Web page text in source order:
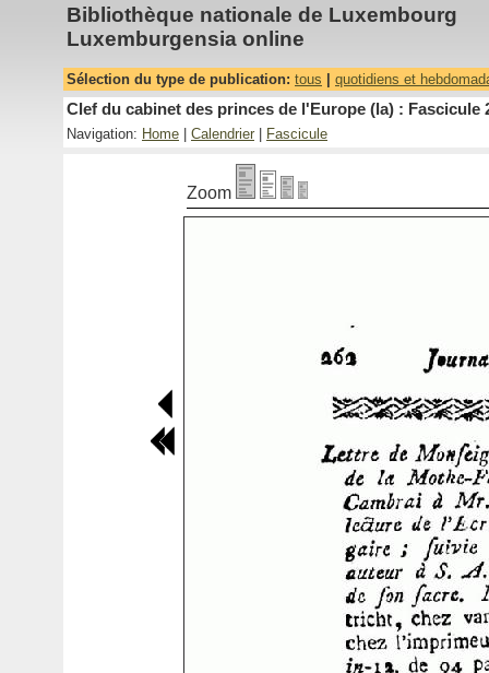
Bibliothèque nationale de Luxembourg
Luxemburgensia online
Sélection du type de publication: tous quotidiens et
Clef du cabinet des princes de l'Europe (la) : Fascicule
Navigation: Home Calendrier Fascicule
Zoom